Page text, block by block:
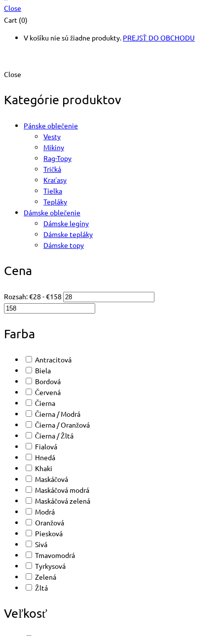
Close
Cart (0)
V košíku nie sú žiadne produkty. PREJSŤ DO OBCHODU
Close
Kategórie produktov
Pánske oblečenie
Vesty
Mikiny
Rag-Topy
Tričká
Kraťasy
Tielka
Tepláky
Dámske oblečenie
Dámske legíny
Dámske tepláky
Dámske topy
Cena
Rozsah:€28 - €158
Farba
Antracitová
Biela
Bordová
Červená
Čierna
Čierna / Modrá
Čierna / Oranžová
Čierna / Žltá
Fialová
Hnedá
Khaki
Maskáčová
Maskáčová modrá
Maskáčová zelená
Modrá
Oranžová
Piesková
Sivá
Tmavomodrá
Tyrkysová
Zelená
Žltá
Veľkosť